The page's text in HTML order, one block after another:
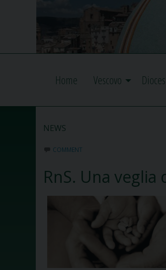
Home Vescovo
NEWS
COMMENT
RnS. Una